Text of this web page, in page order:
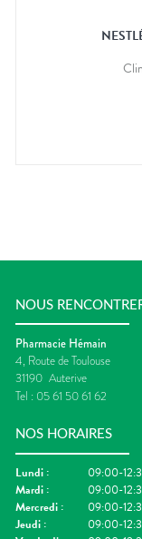
NOUS
Pharmacie Hémain
4, Route de Toulouse
31190 Auterive
Tel : 05 61 50 61 62
NOS HORAIRES
Lundi :
09:00-
Mardi :
09:00-
Mercredi :
09:00-
Jeudi :
09:00-